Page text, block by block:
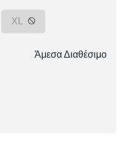
XL
Άμεσα Διαθέσιμο